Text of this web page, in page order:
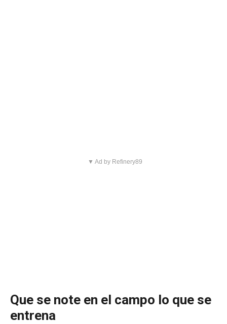
▼ Ad by Refinery89
Que se note en el campo lo que se
entrena